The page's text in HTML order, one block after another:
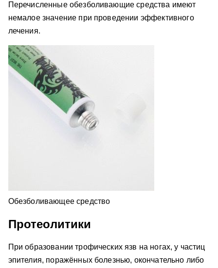
Перечисленные обезболивающие средства имеют
немалое значение при проведении эффективного
лечения.
Обезболивающее средство
Протеолитики
При образовании трофических язв на ногах, у частиц
эпителия, поражённых болезнью, окончательно либо